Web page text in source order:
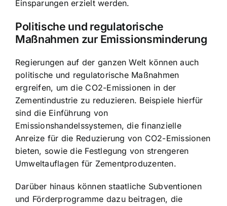
Einsparungen erzielt werden.
Politische und regulatorische
Maßnahmen zur Emissionsminderung
Regierungen auf der ganzen Welt können auch
politische und regulatorische Maßnahmen
ergreifen, um die CO2-Emissionen in der
Zementindustrie zu reduzieren. Beispiele hierfür
sind die Einführung von
Emissionshandelssystemen, die finanzielle
Anreize für die Reduzierung von CO2-Emissionen
bieten, sowie die Festlegung von strengeren
Umweltauflagen für Zementproduzenten.
Darüber hinaus können staatliche Subventionen
und Förderprogramme dazu beitragen, die